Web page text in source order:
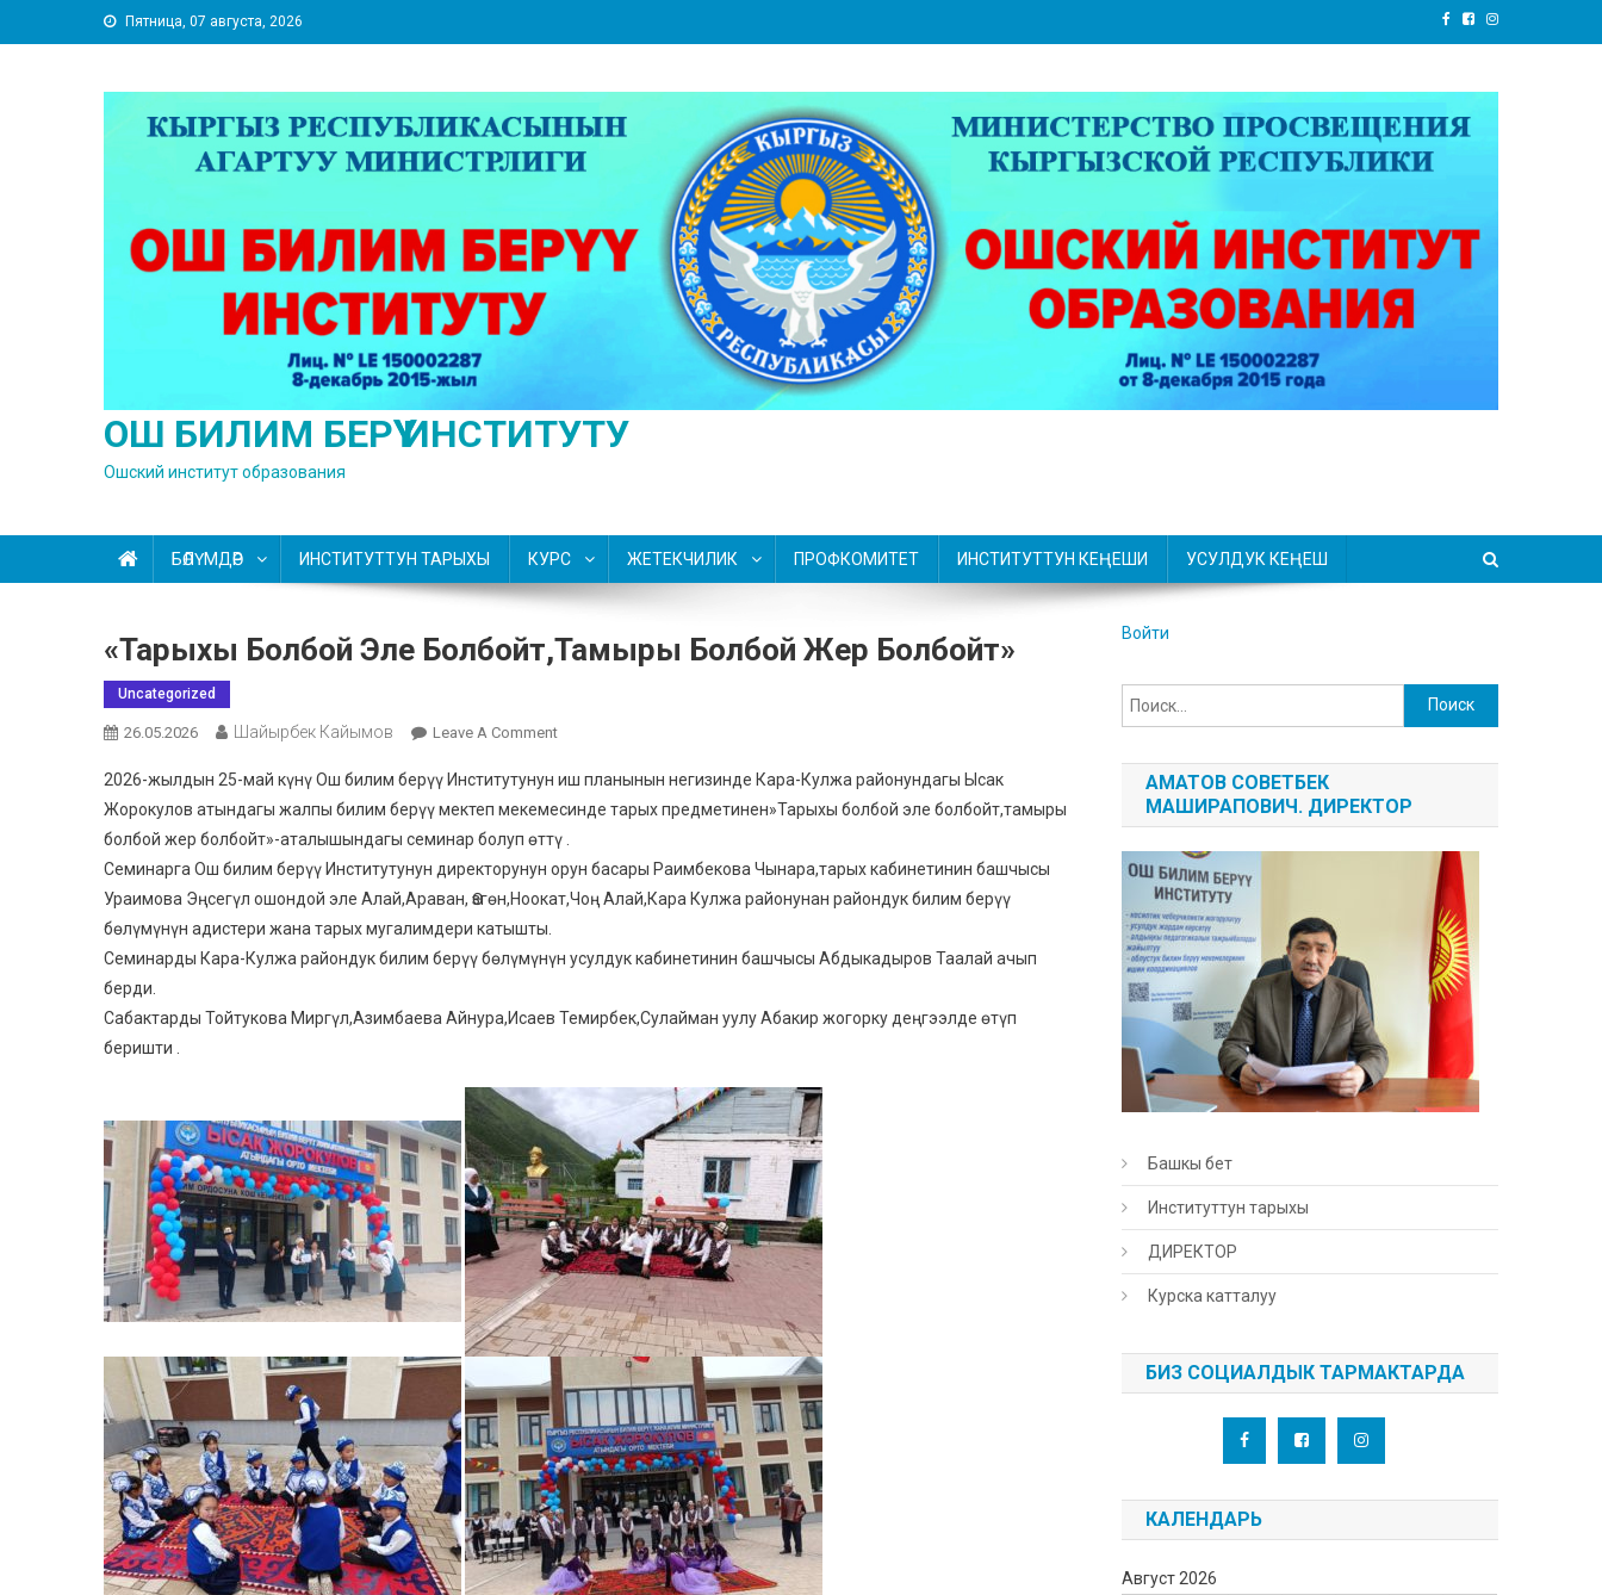
to
Пятница, 07 августа, 2026
ОШ БИЛИМ БЕРҮҮ ИНСТИТУТУ
Ошский институт образования
БӨЛҮМДӨР ИНСТИТУТТУН ТАРЫХЫ КУРС ЖЕТЕКЧИЛИК ПРОФКОМИТЕТ ИНСТИТУТТУН КЕҢЕШИ УСУЛДУК КЕҢЕШ
«Тарыхы Болбой Эле Болбойт,тамыры Болбой Жер Болбойт»
Uncategorized
26.05.2026 Шайырбек Кайымов Leave A CommentOn
Болбой
Эле
Болбойт,тамыры
Болбой
Жер
2026-жылдын 25-май күнү Ош билим берүү Институтунун иш планынын негизинде Кара-Кулжа районундагы Ысак
Жорокулов атындагы жалпы билим берүү мектеп мекемесинде тарых предметинен»Тарыхы болбой эле болбойт,тамыры
болбой жер болбойт»-аталышындагы семинар болуп өттү .
Семинарга Ош билим берүү Институтунун директорунун орун басары Раимбекова Чынара,тарых кабинетинин башчысы
Ураимова Эңсегүл ошондой эле Алай,Араван, Өзгөн,Ноокат,Чоң Алай,Кара Кулжа районунан райондук билим берүү
бөлүмүнүн адистери жана тарых мугалимдери катышты.
Семинарды Кара-Кулжа райондук билим берүү бөлүмүнүн усулдук кабинетинин башчысы Абдыкадыров Таалай ачып
берди.
Сабактарды Тойтукова Миргүл,Азимбаева Айнура,Исаев Темирбек,Сулайман уулу Абакир жогорку деңгээлде өтүп
беришти .
Войти
Найти:
АМАТОВ СОВЕТБЕК
МАШИРАПОВИЧ. ДИРЕКТОР
Башкы бет
Институттун тарыхы
ДИРЕКТОР
Курска катталуу
БИЗ СОЦИАЛДЫК ТАРМАКТАРДА
КАЛЕНДАРЬ
Август 2026